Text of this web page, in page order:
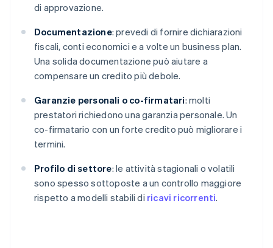
di approvazione.
Documentazione: prevedi di fornire dichiarazioni
fiscali, conti economici e a volte un business plan.
Una solida documentazione può aiutare a
compensare un credito più debole.
Garanzie personali o co-firmatari: molti
prestatori richiedono una garanzia personale. Un
co-firmatario con un forte credito può migliorare i
termini.
Profilo di settore: le attività stagionali o volatili
sono spesso sottoposte a un controllo maggiore
rispetto a modelli stabili di ricavi ricorrenti.